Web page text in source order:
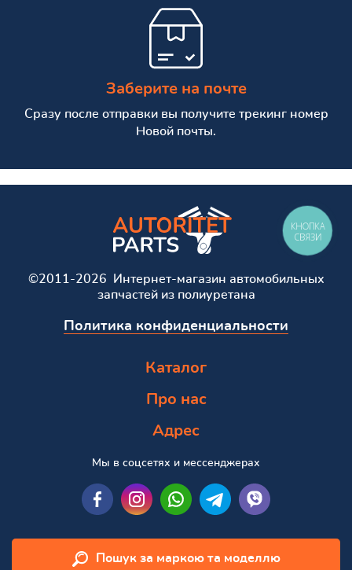
Заберите на почте
Сразу после отправки вы получите трекинг номер
Новой почты.
©2011-2026 Интернет-магазин автомобильных
запчастей из полиуретана
Политика конфиденциальности
Каталог
Про нас
Адрес
Мы в соцсетях и мессенджерах
Пошук за маркою та моделлю
КНОПКА
СВЯЗИ